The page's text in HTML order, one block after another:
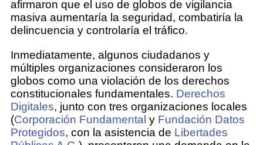
afirmaron que el uso de globos de vigilancia
masiva aumentaría la seguridad, combatiría la
delincuencia y controlaría el tráfico.
Inmediatamente, algunos ciudadanos y
múltiples organizaciones consideraron los
globos como una violación de los derechos
constitucionales fundamentales. Derechos
Digitales, junto con tres organizaciones locales
(Corporación Fundamental y Fundación Datos
Protegidos, con la asistencia de Libertades